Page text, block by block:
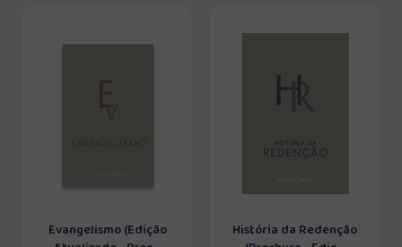
Evangelismo (Edição
História da Redenção